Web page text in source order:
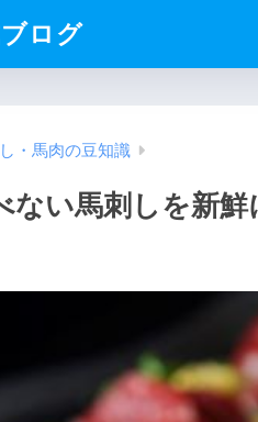
ログ
・馬肉の豆知識
ない馬刺しを新